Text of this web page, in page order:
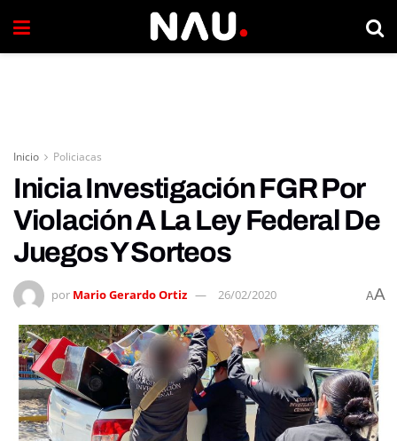
Inicio Policiacas
Inicia Investigación FGR Por
Violación A La Ley Federal De
Juegos Y Sorteos
por Mario Gerardo Ortiz 26/02/2020 AA